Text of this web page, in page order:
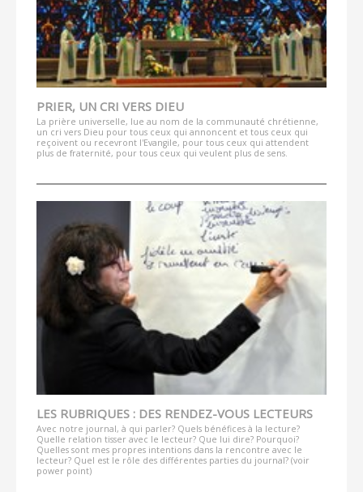
PRIER, UN CRI VERS DIEU
La prière universelle, lue au nom de la communauté chrétienne,
un cri vers Dieu pour tous ceux qui annoncent et tous ceux qui
reçoivent ou recevront l'Evangile, pour tous ceux qui attendent
plus de fraternité, pour tous ceux qui veulent plus de sens.
LES RUBRIQUES : DES RENDEZ-VOUS LECTEURS
Avec notre journal, à qui parler? Quels bénéfices à la lecture?
Quelle relation tisser avec le lecteur? Que lui dire? Pourquoi?
Quelles sont mes propres intentions dans la rencontre avec le
lecteur? Quel est le rôle des différentes parties du journal? (voir
power point)